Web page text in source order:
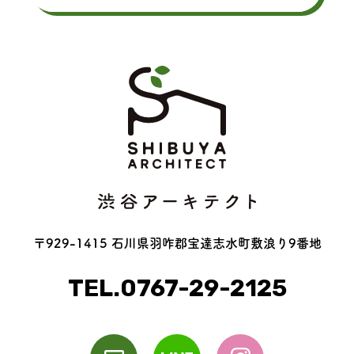
〒929-1415 石川県羽咋郡宝達志水町敷浪り9番地
TEL.0767-29-2125